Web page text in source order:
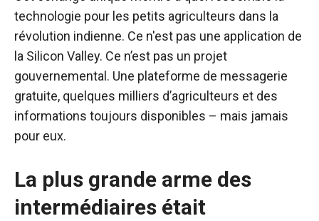
technologie pour les petits agriculteurs dans la
révolution indienne. Ce n'est pas une application de
la Silicon Valley. Ce n’est pas un projet
gouvernemental. Une plateforme de messagerie
gratuite, quelques milliers d’agriculteurs et des
informations toujours disponibles – mais jamais
pour eux.
La plus grande arme des
intermédiaires était